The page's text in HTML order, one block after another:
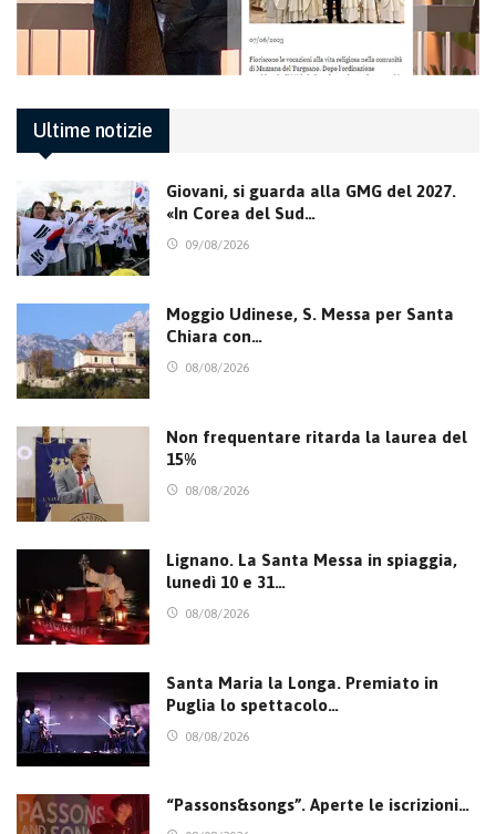
Ultime notizie
Giovani, si guarda alla GMG del 2027.
«In Corea del Sud…
09/08/2026
Moggio Udinese, S. Messa per Santa
Chiara con…
08/08/2026
Non frequentare ritarda la laurea del
15%
08/08/2026
Lignano. La Santa Messa in spiaggia,
lunedì 10 e 31…
08/08/2026
Santa Maria la Longa. Premiato in
Puglia lo spettacolo…
08/08/2026
“Passons&songs”. Aperte le iscrizioni…